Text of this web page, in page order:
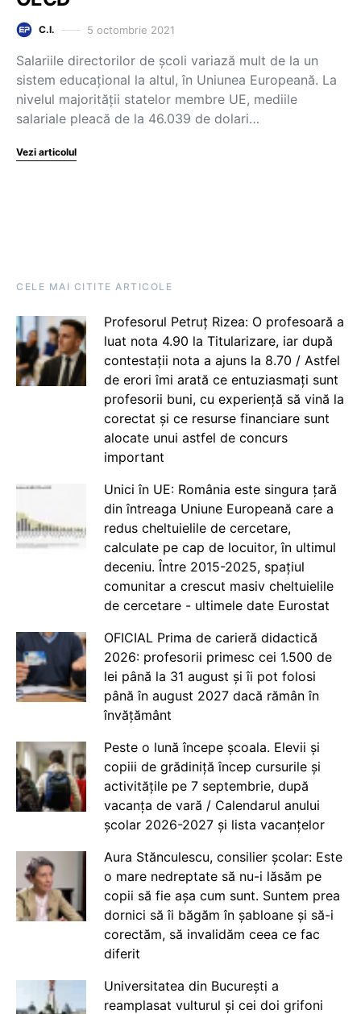
C.I. 5 octombrie 2021
Salariile directorilor de școli variază mult de la un
sistem educațional la altul, în Uniunea Europeană. La
nivelul majorității statelor membre UE, mediile
salariale pleacă de la 46.039 de dolari…
Vezi articolul
CELE MAI CITITE ARTICOLE
Profesorul Petruț Rizea: O profesoară a
luat nota 4.90 la Titularizare, iar după
contestații nota a ajuns la 8.70 / Astfel
de erori îmi arată ce entuziasmați sunt
profesorii buni, cu experiență să vină la
corectat și ce resurse financiare sunt
alocate unui astfel de concurs
important
Unici în UE: România este singura țară
din întreaga Uniune Europeană care a
redus cheltuielile de cercetare,
calculate pe cap de locuitor, în ultimul
deceniu. Între 2015-2025, spațiul
comunitar a crescut masiv cheltuielile
de cercetare - ultimele date Eurostat
OFICIAL Prima de carieră didactică
2026: profesorii primesc cei 1.500 de
lei până la 31 august și îi pot folosi
până în august 2027 dacă rămân în
învățământ
Peste o lună începe școala. Elevii și
copiii de grădiniță încep cursurile și
activitățile pe 7 septembrie, după
vacanța de vară / Calendarul anului
școlar 2026-2027 și lista vacanțelor
Aura Stănculescu, consilier școlar: Este
o mare nedreptate să nu-i lăsăm pe
copii să fie așa cum sunt. Suntem prea
dornici să îi băgăm în șabloane și să-i
corectăm, să invalidăm ceea ce fac
diferit
Universitatea din București a
reamplasat vulturul și cei doi grifoni